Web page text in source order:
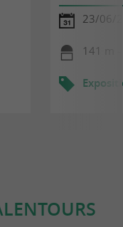
23/06/
141 m